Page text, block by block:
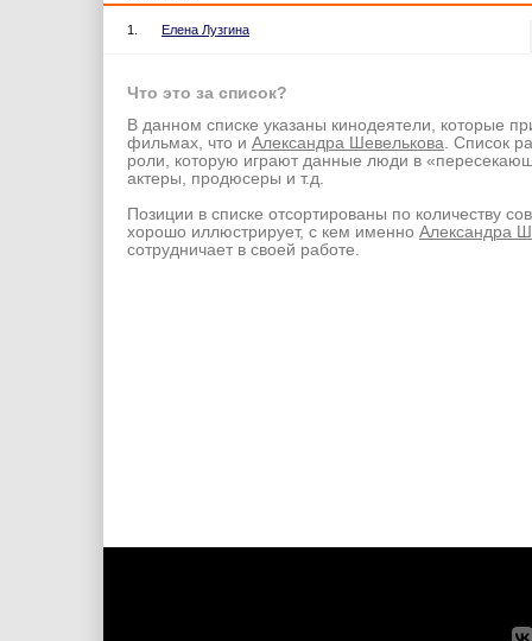
1. Елена Лузгина
Что это за список?
В данном списке указаны кинодеятели, которые
фильмах, что и Александра Шевелькова. Список
роли, которую играют данные люди в
актеры, продюсеры и т.д.
Позиции в списке отсортированы по количеству
хорошо иллюстрирует, с кем именно Александра
сотрудничает в своей работе.